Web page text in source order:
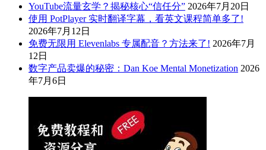
YouTube流量玄学？揭秘核心“信任分” 2026年7月20日
使用 PotPlayer 实时翻译字幕，看英文课程简单多了!
2026年7月12日
免费无限用 Elevenlabs 专属配音？方法来了! 2026年7月
12日
数字产品卖爆的秘密：Dan Koe Mental Monetization 2026
年7月6日